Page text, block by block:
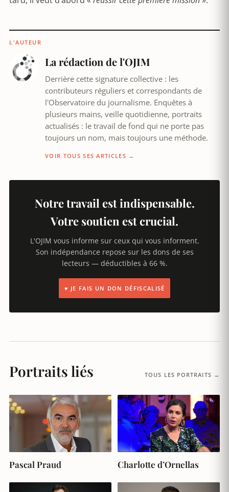
L'AUTEUR
La rédaction de l'OJIM
Derrière cette signature collective : les
contributeurs réguliers et correspondants de
l'Observatoire du journalisme. Enquêtes à
plusieurs mains, veille quotidienne, portraits
actualisés : le travail de fond qui ne porte pas
toujours un nom, mais toujours une méthode.
VOIR TOUS SES ARTICLES →
Notre travail est indispensable.
Votre soutien est crucial.
L'OJIM vous informe sur ceux qui vous informent.
Son indépendance repose sur les dons de ses
lecteurs — déductibles à 66 %.
♥ JE FAIS UN DON DÉFISCALISÉ
Portraits liés TOUS LES PORTRAITS →
Pascal Praud Charlotte d’Ornellas